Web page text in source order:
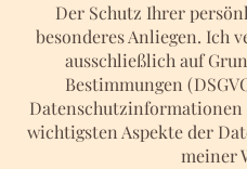
Der Schutz Ihrer
besonderes Anliegen. Ich
ausschließlich auf
Bestimmungen
wichtigsten Aspekte der
meiner